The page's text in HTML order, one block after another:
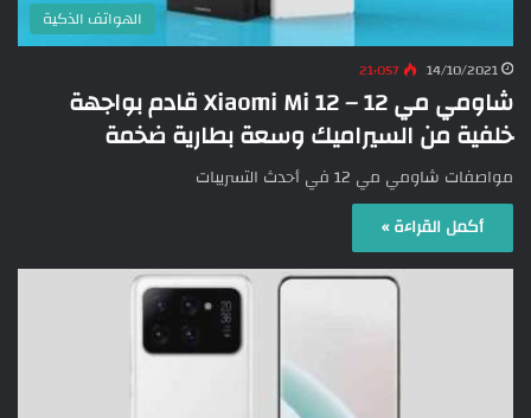
الهواتف الذكية
14/10/2021 21٬057
شاومي مي 12 – Xiaomi Mi 12 قادم بواجهة
خلفية من السيراميك وسعة بطارية ضخمة
مواصفات شاومي مي 12 في أحدث التسريبات
أكمل القراءة »